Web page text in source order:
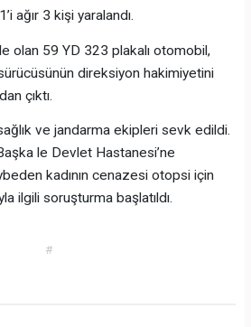
ağır 3 kişi yaralandı.
olan 59 YD 323 plakalı otomobil,
direksiyon hakimiyetini
çıktı.
ve jandarma ekipleri sevk edildi.
le Devlet Hastanesi’ne
kadının cenazesi otopsi için
ilgili soruşturma başlatıldı.
#